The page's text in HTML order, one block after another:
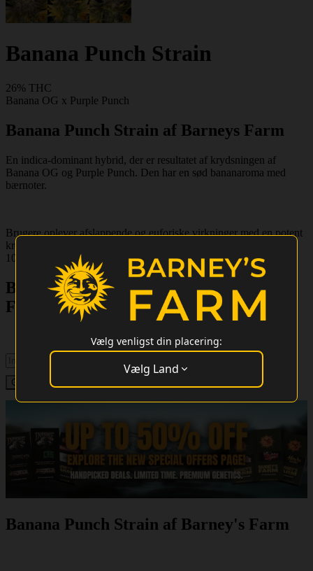
Banana Punch Strain
26% THC
Banana OG x Purple Punch
Banana Punch Strain af Barneys Farm
En indica-dominant hybrid, der er resultatet af krydsningen af
Banana OG og Purple Punch. Den har en sød bananaroma med
bærnoter.
Brugere oplever afslappende og euforiske virkninger med en potent
kropshøj. THC-indholdet ligger på over 26%. Planterne vokser til
100-110 cm indendørs og kan producere op til 700g/m².
Banana Punch Cannabis Frø - Type:
Feminiseret Cannabissort
Undskyld, dette frø er i øjeblikket ikke tilgængeligt til køb.
Banana Punch Strain af Barney's Farm
Vælg venligst din placering:
Vælg Land